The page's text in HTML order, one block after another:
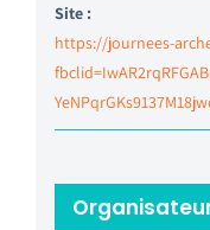
Site :
https://journees-